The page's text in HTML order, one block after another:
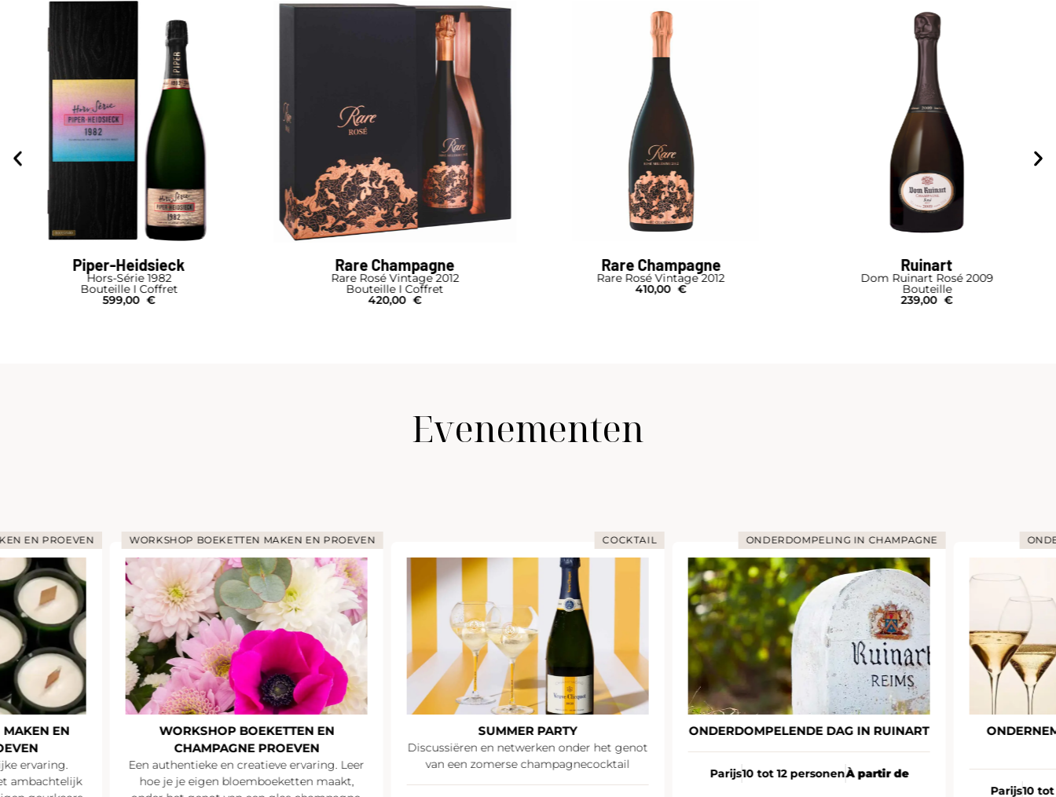
Piper-Heidsieck
Hors-Série 1982
Bouteille I Coffret
599,00 €
Rare Champagne
Rare Rosé Vintage 2012
Bouteille I Coffret
420,00 €
Rare Champagne
Rare Rosé Vintage 2012
410,00 €
Ruinart
Dom Ruinart Rosé 2009
Bouteille
239,00 €
Evenementen
EN PROEVEN
EN
ervaring.
ambachtelijk
WORKSHOP BOEKETTEN MAKEN EN PROEVEN
WORKSHOP BOEKETTEN EN
CHAMPAGNE PROEVEN
Een authentieke en creatieve ervaring. Leer
hoe je je eigen bloemboeketten maakt,
COCKTAIL
SUMMER PARTY
Discussiëren en netwerken onder het genot
van een zomerse champagnecocktail
ONDERDOMPELING IN CHAMPAGNE
ONDERDOMPELENDE DAG IN RUINART
Parijs10 tot 12 personenÀ partir de
Parijs10